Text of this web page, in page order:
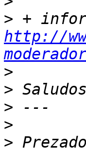
>
http://
>
>
>
>
>